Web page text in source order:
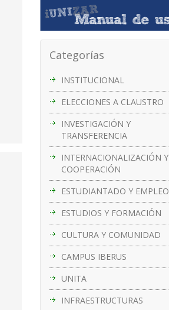
Categorías
INSTITUCIONAL
ELECCIONES A CLAUSTRO
INVESTIGACIÓN Y
TRANSFERENCIA
INTERNACIONALIZACIÓN Y
COOPERACIÓN
ESTUDIANTADO Y EMPLEO
ESTUDIOS Y FORMACIÓN
CULTURA Y COMUNIDAD
CAMPUS IBERUS
UNITA
INFRAESTRUCTURAS